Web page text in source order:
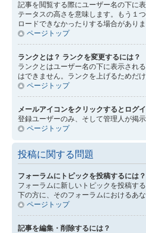
記事を閲覧する際にユーザー名の下に
テータスの高さを意味します。もう１
ロードできなかったりする場合があり
ページトップ
ランクとは？ ランクを変更するには？
ランクとはユーザー名の下に表示され
はできません。ランクを上げるためだ
ページトップ
メールアイコンをクリックするとログ
登録ユーザーのみ、そして管理人が掲
ページトップ
投稿に関する問題
フォーラムにトピックを投稿するには？
フォーラムに新しいトピックを投稿す
下の方に、そのフォーラムにおけるあ
ページトップ
記事を編集・削除するには？